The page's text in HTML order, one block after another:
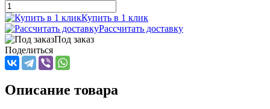
Купить в 1 клик
Рассчитать доставку
Под заказ
Поделиться
Описание товара